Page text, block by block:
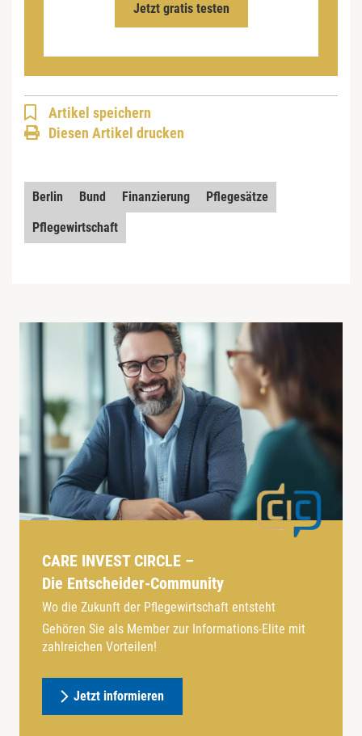
Jetzt gratis testen
Artikel speichern
Diesen Artikel drucken
Berlin Bund Finanzierung
Pflegesätze
Pflegewirtschaft
CARE INVEST CIRCLE –
Die Entscheider-Community
Wo die Zukunft der Pflegewirtschaft entsteht
Gehören Sie als Member zur Informations-Elite mit
zahlreichen Vorteilen!
Jetzt informieren